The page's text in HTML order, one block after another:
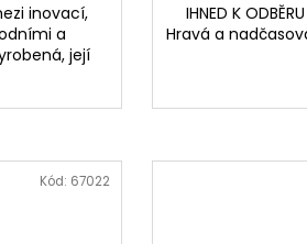
inovací,
a
její
IHNED K
Hravá a
Kód: 67022